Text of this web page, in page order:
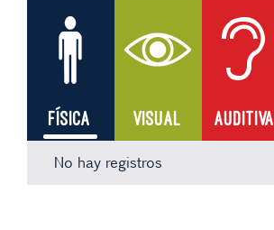
FÍSICA VISUAL AUDITIVA
No hay registros